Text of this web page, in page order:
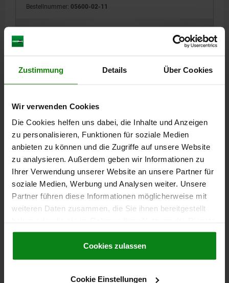
Zustimmung Details Über Cookies
Wir verwenden Cookies
Die Cookies helfen uns dabei, die Inhalte und Anzeigen
zu personalisieren, Funktionen für soziale Medien
anbieten zu können und die Zugriffe auf unsere Website
zu analysieren. Außerdem geben wir Informationen zu
Ihrer Verwendung unserer Website an unsere Partner für
soziale Medien, Werbung und Analysen weiter. Unsere
Partner führen diese Informationen möglicherweise mit
weiteren Daten zusammen, die Sie ihnen bereitgestellt
gesammelt haben.Cookie Richtlinien
Datenschutz|AGB
Cookies zulassen
Cookie Einstellungen
1) Montagebohrungen
3) 1-Punkt Verriegelungssystem
4) 3-Punkt Verriegelungssystem
5) Zunge 05569
6) Schwenkhebel
7) Adapter für Zungen Kunststoff oder Zink
05601-10
8) Stangenschlösser Zink oder Kunststoff
Bestellnummer: 05600-02-11
DETAILS
CAD
DOWNLOADS
Andere Kunden kauften auch